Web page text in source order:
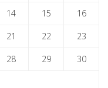
14 15 16
21 22 23
28 29 30